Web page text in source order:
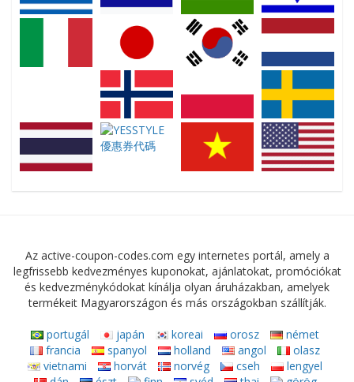
Az active-coupon-codes.com egy internetes portál, amely a
legfrissebb kedvezményes kuponokat, ajánlatokat, promóciókat
és kedvezménykódokat kínálja olyan áruházakban, amelyek
termékeit Magyarországon és más országokban szállítják.
portugál japán koreai orosz
német
francia
spanyol holland angol
olasz
vietnami
horvát norvég cseh
lengyel